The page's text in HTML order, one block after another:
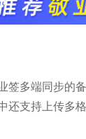
签多端同步的
还支持上传多